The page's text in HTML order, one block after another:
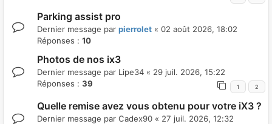
Parking assist pro
Dernier message par pierrolet « 02 août 2026, 18:02
Réponses : 10
Photos de nos ix3
Dernier message par Lipe34 « 29 juil. 2026, 15:22
Réponses : 39 1 2
Quelle remise avez vous obtenu pour votre iX3 ?
Dernier message par Cadex90 « 27 juil. 2026, 12:32